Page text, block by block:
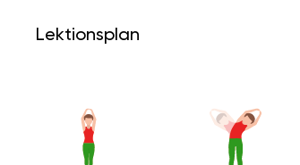
Lektionsplan